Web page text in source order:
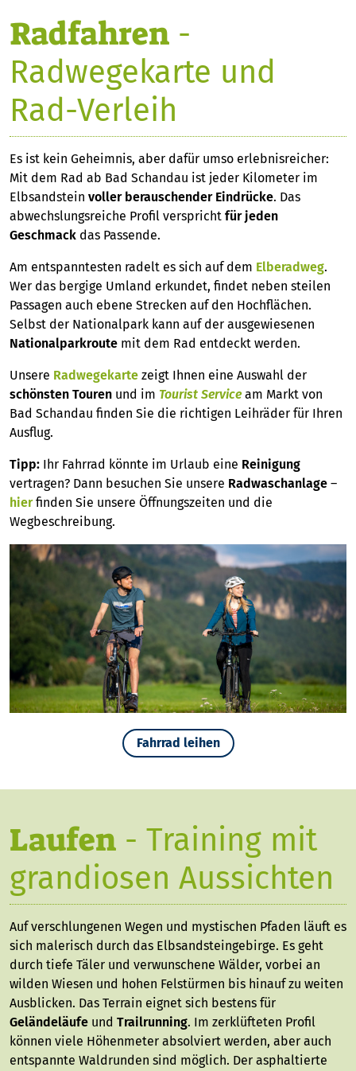
Radfahren -
Radwegekarte und
Rad-Verleih
Es ist kein Geheimnis, aber dafür umso erlebnisreicher:
Mit dem Rad ab Bad Schandau ist jeder Kilometer im
Elbsandstein voller berauschender Eindrücke. Das
abwechslungsreiche Profil verspricht für jeden
Geschmack das Passende.
Am entspanntesten radelt es sich auf dem Elberadweg.
Wer das bergige Umland erkundet, findet neben steilen
Passagen auch ebene Strecken auf den Hochflächen.
Selbst der Nationalpark kann auf der ausgewiesenen
Nationalparkroute mit dem Rad entdeckt werden.
Unsere Radwegekarte zeigt Ihnen eine Auswahl der
schönsten Touren und im Tourist Service am Markt von
Bad Schandau finden Sie die richtigen Leihräder für Ihren
Ausflug.
Tipp: Ihr Fahrrad könnte im Urlaub eine Reinigung
vertragen? Dann besuchen Sie unsere Radwaschanlage –
hierfinden Sie unsere Öffnungszeiten und die
Wegbeschreibung.
Fahrrad leihen
Laufen - Training mit
grandiosen Aussichten
Auf verschlungenen Wegen und mystischen Pfaden läuft es
sich malerisch durch das Elbsandsteingebirge. Es geht
durch tiefe Täler und verwunschene Wälder, vorbei an
wilden Wiesen und hohen Felstürmen bis hinauf zu weiten
Ausblicken. Das Terrain eignet sich bestens für
Geländeläufe und Trailrunning. Im zerklüfteten Profil
können viele Höhenmeter absolviert werden, aber auch
entspannte Waldrunden sind möglich. Der asphaltierte